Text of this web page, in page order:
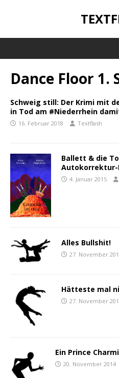
Dance Floor 1.
Schweig still: Der Krimi mit
in Tod am #Niederrhein
16. Februar 2018 Textflash
Ballett & die
Autokorrektur-
4. Januar 2015
Alles Bullshit!
27. November
Hätteste mal
27. November
Ein Prince
20. November 2014